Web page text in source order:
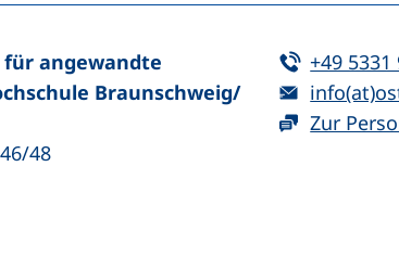
für angewandte
Braunschweig/​
48
Link, öffnet neues Fenster)
Tel:
+49 5331
E-Mail:
Zur